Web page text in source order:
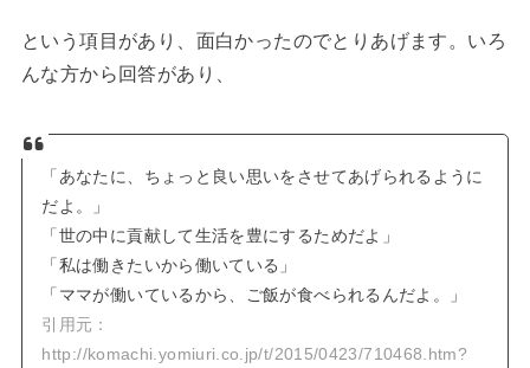
という項目があり、面白かったのでとりあげます。いろ
んな方から回答があり、
「あなたに、ちょっと良い思いをさせてあげられるように
だよ。」
「世の中に貢献して生活を豊にするためだよ」
「私は働きたいから働いている」
「ママが働いているから、ご飯が食べられるんだよ。」
引用元：
http://komachi.yomiuri.co.jp/t/2015/0423/710468.htm?